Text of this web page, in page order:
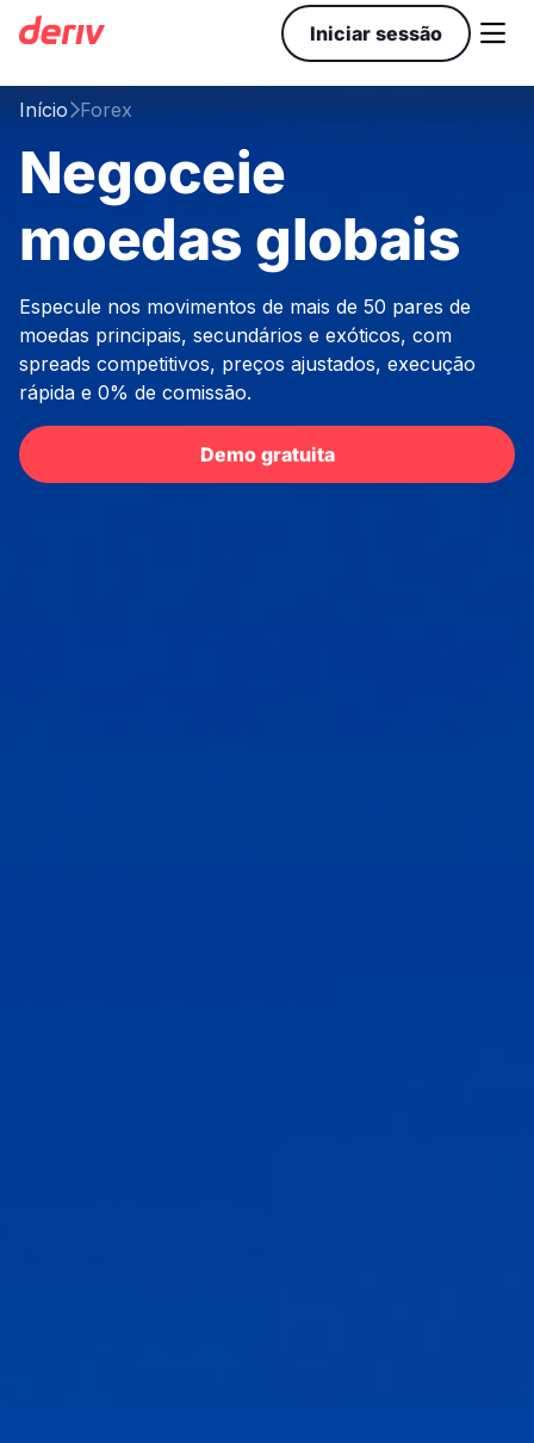
Iniciar sessão 
InícioForex
Negoceie
moedas globais
Especule nos movimentos de mais de 50 pares de
moedas principais, secundários e exóticos, com
spreads competitivos, preços ajustados, execução
rápida e 0% de comissão.
Demo gratuita